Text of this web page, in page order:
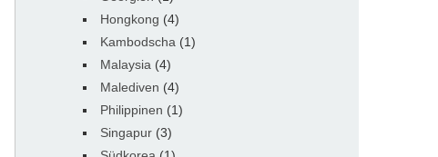
Hongkong (4)
Kambodscha (1)
Malaysia (4)
Malediven (4)
Philippinen (1)
Singapur (3)